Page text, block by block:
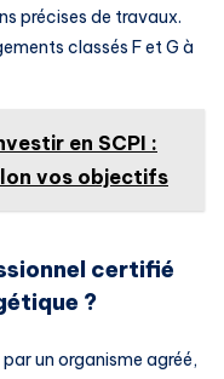
précises de travaux.
classés F et G à
en SCPI :
vos objectifs
certifié
?
un organisme agréé,